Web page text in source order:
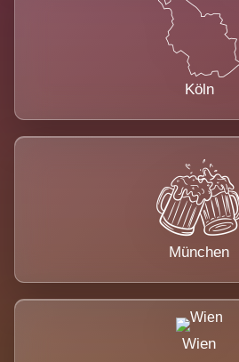
Köln
München
Wien